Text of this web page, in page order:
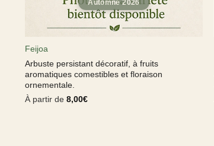
Feijoa
Arbuste persistant décoratif, à fruits
aromatiques comestibles et floraison
ornementale.
À partir de 8,00€